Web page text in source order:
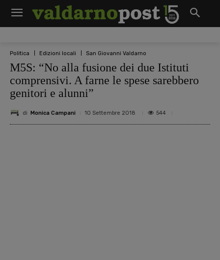
Politica Edizioni locali San Giovanni Valdarno
M5S: “No alla fusione dei due Istituti
comprensivi. A farne le spese sarebbero
genitori e alunni”
di Monica Campani 10 Settembre 2018 544